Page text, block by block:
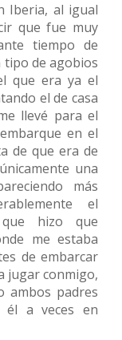
Iberia, al igual
que fue muy
tiempo de
de agobios
que era ya el
el de casa
llevé para el
en el
de que era de
una
más
el
hizo que
me estaba
de embarcar
jugar conmigo,
ambos padres
él a veces en